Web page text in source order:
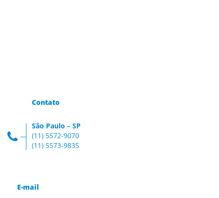
Contato
São Paulo – SP
(11) 5572-9070
(11) 5573-9835
E-mail